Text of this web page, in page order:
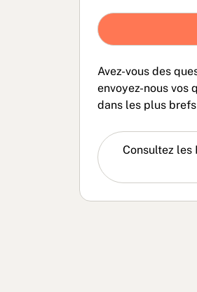
Avez-vous des
envoyez-nous vos
dans les plus
Consultez les